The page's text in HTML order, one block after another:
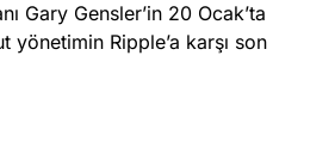
Gary Gensler’in 20 Ocak’ta
Ripple’a karşı son